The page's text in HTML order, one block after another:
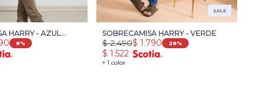
HARRY - AZUL
8
SALE
SOBRECAMISA HARRY - VERDE
+ 1 color
$ 1.790
$ 2.490 28
$ 1.522